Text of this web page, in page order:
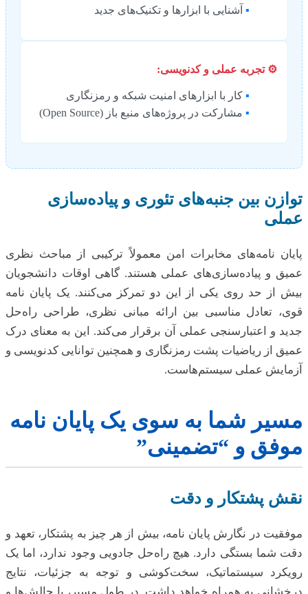
▪︎ آشنایی با ابزارها و تکنیک‌های جدید
⚙️ تجربه عملی و کدنویسی:
▪︎ کار با ابزارهای امنیت شبکه و رمزنگاری
▪︎ مشارکت در پروژه‌های منبع باز (Open Source)
توازن بین جنبه‌های تئوری و پیاده‌سازی
عملی
پایان نامه‌های مخابرات امن معمولاً ترکیبی از مباحث نظری
عمیق و پیاده‌سازی‌های عملی هستند. گاهی اوقات دانشجویان
بیش از حد روی یکی از این دو تمرکز می‌کنند. یک پایان نامه
قوی، تعادل مناسبی بین ارائه مبانی نظری، طراحی راه‌حل
جدید و اعتبارسنجی عملی آن برقرار می‌کند. این به معنای درک
عمیق از ریاضیات پشت رمزنگاری و همچنین توانایی کدنویسی و
آزمایش عملی سیستم‌هاست.
مسیر شما به سوی یک پایان نامه
موفق و “تضمینی”
نقش پشتکار و دقت
موفقیت در نگارش پایان نامه، بیش از هر چیز به پشتکار، تعهد و
دقت شما بستگی دارد. هیچ راه‌حل جادویی وجود ندارد، اما یک
رویکرد سیستماتیک، سخت‌کوشی و توجه به جزئیات، نتایج